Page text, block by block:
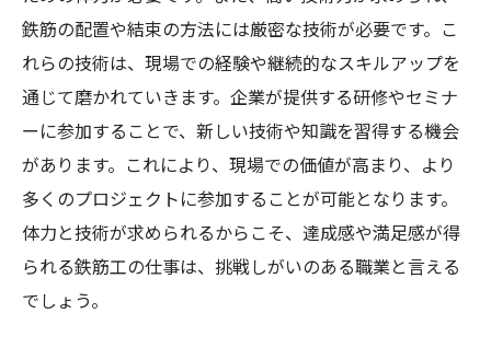
鉄筋の配置や結束の方法には厳密な技術が必要です。こ
れらの技術は、現場での経験や継続的なスキルアップを
通じて磨かれていきます。企業が提供する研修やセミナ
ーに参加することで、新しい技術や知識を習得する機会
があります。これにより、現場での価値が高まり、より
多くのプロジェクトに参加することが可能となります。
体力と技術が求められるからこそ、達成感や満足感が得
られる鉄筋工の仕事は、挑戦しがいのある職業と言える
でしょう。